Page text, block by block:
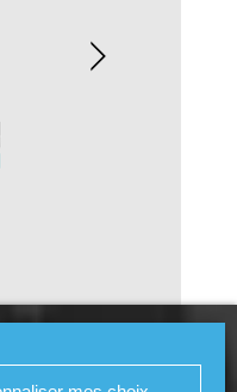
PRESSE